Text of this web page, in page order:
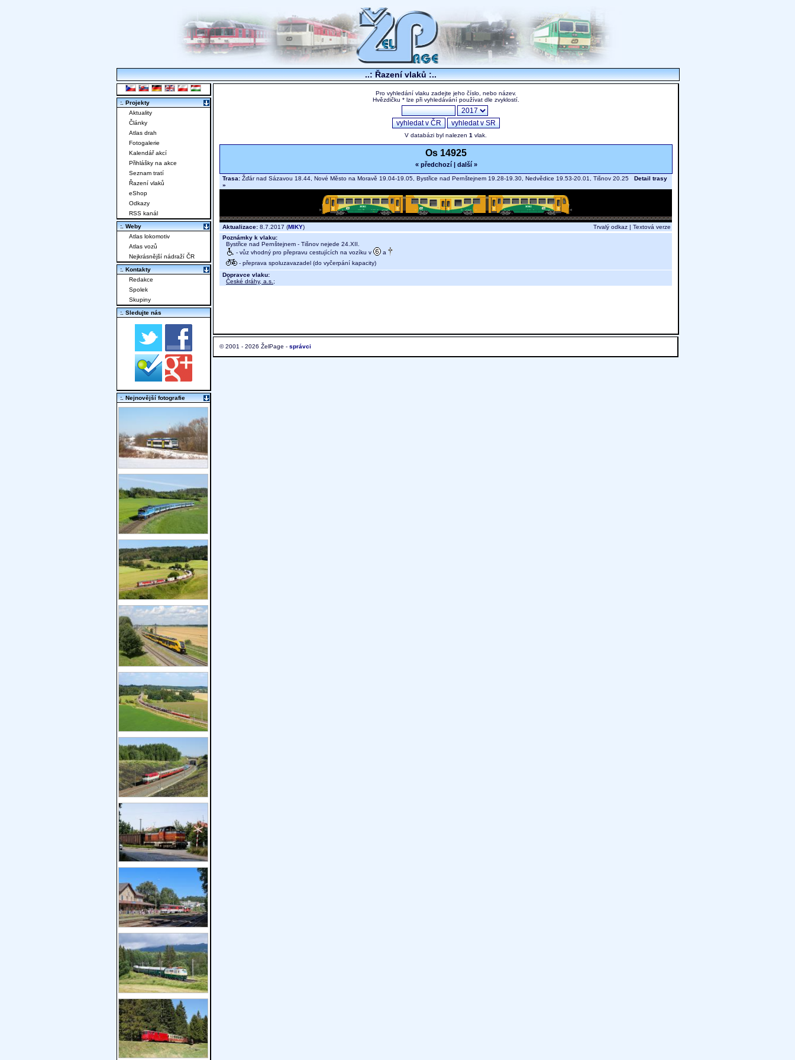
..: Řazení vlaků :..
Pro vyhledání vlaku zadejte jeho číslo, nebo název.
Hvězdičku * lze při vyhledávání používat dle zvyklostí.
V databázi byl nalezen 1 vlak.
Os 14925
« předchozí| další »
Trasa: Žďár nad Sázavou 18.44, Nové Město na Moravě 19.04-19.05, Bystřice nad Pernštejnem 19.28-19.30, Nedvědice 19.53-20.01, Tišnov 20.25 Detail trasy
»
Aktualizace: 8.7.2017 (MIKY) Trvalý odkaz | Textová verze
Poznámky k vlaku:
Bystřice nad Pernštejnem - Tišnov nejede 24.XII.
- vůz vhodný pro přepravu cestujících na vozíku v
a
- přeprava spoluzavazadel (do vyčerpání kapacity)
Dopravce vlaku:
České dráhy, a.s. ;
© 2001 - 2026 ŽelPage - správci
:. Projekty
Aktuality
Články
Atlas drah
Fotogalerie
Kalendář akcí
Přihlášky na akce
Seznam tratí
Řazení vlaků
eShop
Odkazy
RSS kanál
:. Weby
Atlas lokomotiv
Atlas vozů
Nejkrásnější nádraží ČR
:. Kontakty
Redakce
Spolek
Skupiny
:. Sledujte nás
:. Nejnovější fotografie